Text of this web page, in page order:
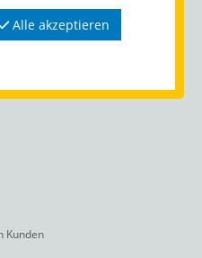
Kunden
Alle akzeptieren